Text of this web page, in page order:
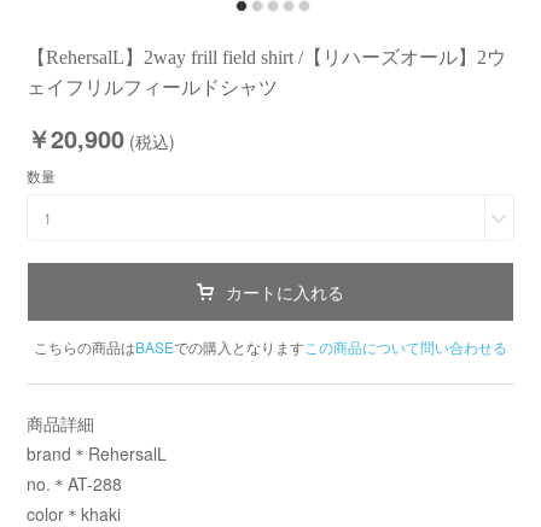
【RehersalL】2way frill field shirt /【リハーズオール】2ウ
ェイフリルフィールドシャツ
￥20,900 (税込)
数量
1
カートに入れる
こちらの商品はBASEでの購入となります この商品について問い合わせる
商品詳細
brand＊RehersalL
no.＊AT-288
color＊khaki